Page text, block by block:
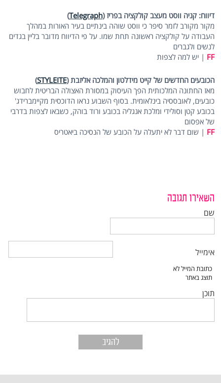
דיווח: קניה ווסט מעצב קולקציה בפריז (Telegraph
)
מקור מקורב לזמר סיפר כי ווסט שוהה בינתיים בעיר האורות במהלך
העבודה על קולקציה ראשונה תחת שמו. על פי הדיווח מדובר בליין בגדים
לנשים ולגברים
FF | יש למה לצפות
הכובעים החדשים של קייט מידלטון והמלכה אליזבת (STYLEITE
)
מאז החתונה המלכותית הפך העיסוק במסורת האצולה הבריטית לחבוש
כובעים, לאובססיה בינלאומית. בסוף השבוע נראו הדוכסית מקיימברידג'
בכובע קטן וסולידי ומלכת אנגליה בכובע ורוד בוהק, כשבאו לצפות בדרבי
של אפסום
FF | שום דבר לא יתעלה על הכובע של הנסיכה ביאטריס
השאירו תגובה
שם
אימייל
תוכן